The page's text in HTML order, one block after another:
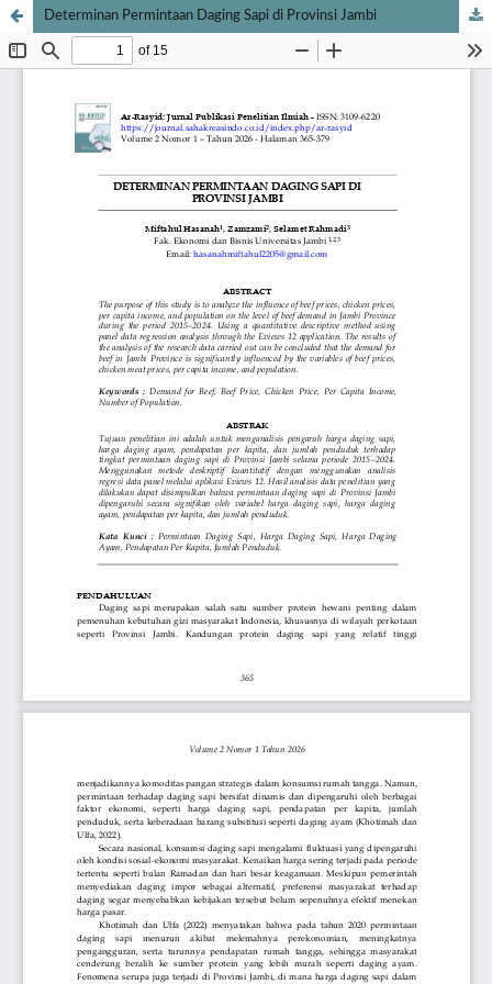
Determinan Permintaan Daging Sapi di Provinsi Jambi